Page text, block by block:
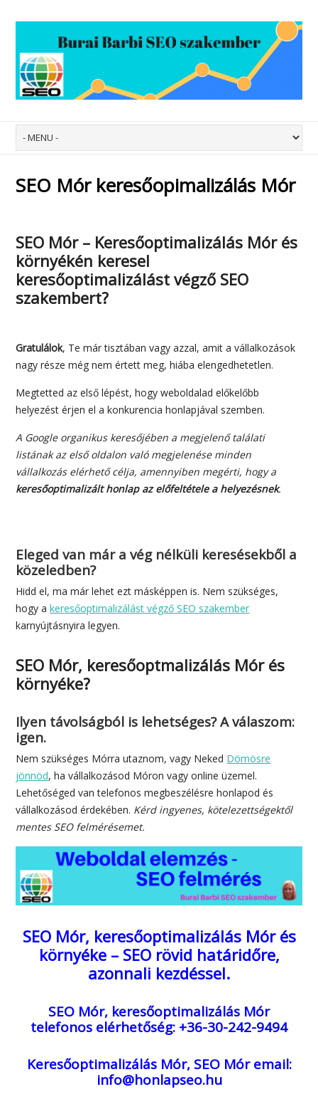
SEO Mór keresőopimalizálás Mór
SEO Mór – Keresőoptimalizálás Mórés
környékén keresel
keresőoptimalizálást végző SEO
szakembert?
Gratulálok, Te már tisztában vagy azzal, amit a vállalkozások
nagy része még nem értett meg, hiába elengedhetetlen.
Megtetted az első lépést, hogy weboldalad előkelőbb
helyezést érjen el a konkurencia honlapjával szemben.
A Google organikus keresőjében a megjelenő találati
listának az első oldalon való megjelenése minden
vállalkozás elérhető célja, amennyiben megérti, hogy a
keresőoptimalizált honlap az előfeltétele a helyezésnek.
Eleged van már a vég nélküli keresésekből a
közeledben?
Hidd el, ma már lehet ezt másképpen is. Nem szükséges,
hogy akeresőoptimalizálást végző SEO szakember
karnyújtásnyira legyen.
SEO Mór, keresőoptmalizálás Mór és
környéke?
Ilyen távolságból is lehetséges? A válaszom:
igen.
Nem szükséges Mórra utaznom, vagy Neked Dömösre
jönnöd, ha vállalkozásod Móron vagy online üzemel.
Lehetőséged van telefonos megbeszélésre honlapod és
vállalkozásod érdekében. Kérd ingyenes, kötelezettségektől
mentes SEO felmérésemet.
SEO Mór, keresőoptimalizálás Mór és
környéke – SEO rövid határidőre,
azonnali kezdéssel.
SEO Mór, keresőoptimalizálás Mór
telefonos elérhetőség: +36-30-242-9494
Keresőoptimalizálás Mór, SEO Móremail:
info@honlapseo.hu